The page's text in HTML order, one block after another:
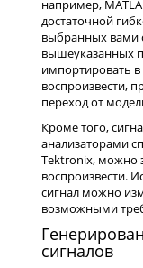
например,
достаточной
выбранных вами
вышеуказанных
импортировать в
воспроизвести,
переход от
Кроме того,
анализаторами
Tektronix, можно
воспроизвести.
сигнал можно
возможными
сигналов